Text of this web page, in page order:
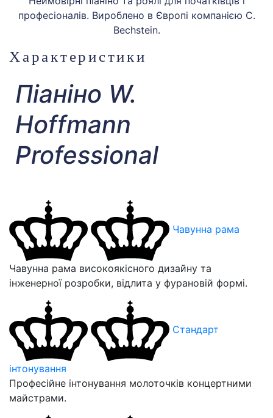
професіоналів. Вироблено в Європі компанією C.
Bechstein.
Характеристики
Піаніно W.
Hoffmann
Professional
Чавунна рама
Чавунна рама високоякісного дизайну та
інженерної розробки, відлита у фурановій формі.
Стандарт
інтонування
Професійне інтонування молоточків концертними
майстрами.